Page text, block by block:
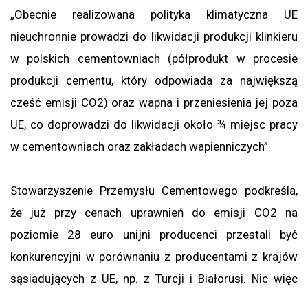
„Obecnie realizowana polityka klimatyczna UE
nieuchronnie prowadzi do likwidacji produkcji klinkieru
w polskich cementowniach (półprodukt w procesie
produkcji cementu, który odpowiada za największą
cześć emisji CO2) oraz wapna i przeniesienia jej poza
UE, co doprowadzi do likwidacji około ¾ miejsc pracy
w cementowniach oraz zakładach wapienniczych”.
Stowarzyszenie Przemysłu Cementowego podkreśla,
że już przy cenach uprawnień do emisji CO2 na
poziomie 28 euro unijni producenci przestali być
konkurencyjni w porównaniu z producentami z krajów
sąsiadujących z UE, np. z Turcji i Białorusi. Nic więc